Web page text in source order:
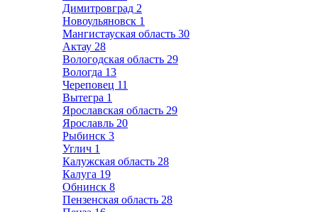
Димитровград 2
Новоульяновск 1
Мангистауская область 30
Актау 28
Вологодская область 29
Вологда 13
Череповец 11
Вытегра 1
Ярославская область 29
Ярославль 20
Рыбинск 3
Углич 1
Калужская область 28
Калуга 19
Обнинск 8
Пензенская область 28